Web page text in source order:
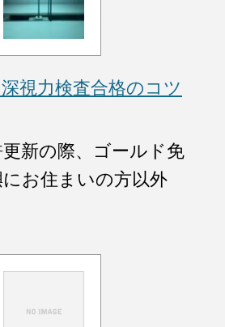
深視力検査合格のコツ
新の際、ゴールド免
お住まいの方以外